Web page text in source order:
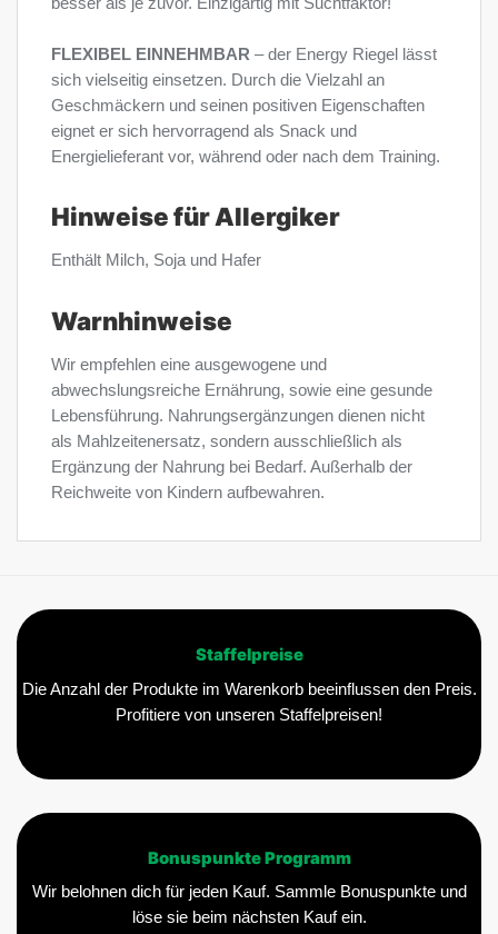
FLEXIBEL EINNEHMBAR – der Energy Riegel lässt
sich vielseitig einsetzen. Durch die Vielzahl an
Geschmäckern und seinen positiven Eigenschaften
eignet er sich hervorragend als Snack und
Energielieferant vor, während oder nach dem Training.
Hinweise für Allergiker
Enthält Milch, Soja und Hafer
Warnhinweise
Wir empfehlen eine ausgewogene und
abwechslungsreiche Ernährung, sowie eine gesunde
Lebensführung. Nahrungsergänzungen dienen nicht
als Mahlzeitenersatz, sondern ausschließlich als
Ergänzung der Nahrung bei Bedarf. Außerhalb der
Reichweite von Kindern aufbewahren.
Staffelpreise
Die Anzahl der Produkte im Warenkorb beeinflussen den Preis.
Profitiere von unseren Staffelpreisen!
Bonuspunkte Programm
Wir belohnen dich für jeden Kauf. Sammle Bonuspunkte und
löse sie beim nächsten Kauf ein.